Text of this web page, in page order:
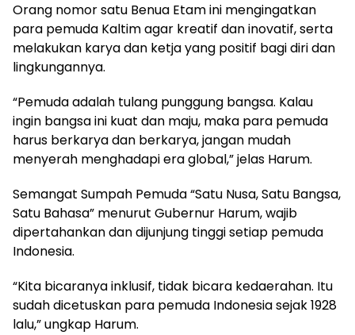
Orang nomor satu Benua Etam ini mengingatkan
para pemuda Kaltim agar kreatif dan inovatif, serta
melakukan karya dan ketja yang positif bagi diri dan
lingkungannya.
“Pemuda adalah tulang punggung bangsa. Kalau
ingin bangsa ini kuat dan maju, maka para pemuda
harus berkarya dan berkarya, jangan mudah
menyerah menghadapi era global,” jelas Harum.
Semangat Sumpah Pemuda “Satu Nusa, Satu Bangsa,
Satu Bahasa” menurut Gubernur Harum, wajib
dipertahankan dan dijunjung tinggi setiap pemuda
Indonesia.
“Kita bicaranya inklusif, tidak bicara kedaerahan. Itu
sudah dicetuskan para pemuda Indonesia sejak 1928
lalu,” ungkap Harum.